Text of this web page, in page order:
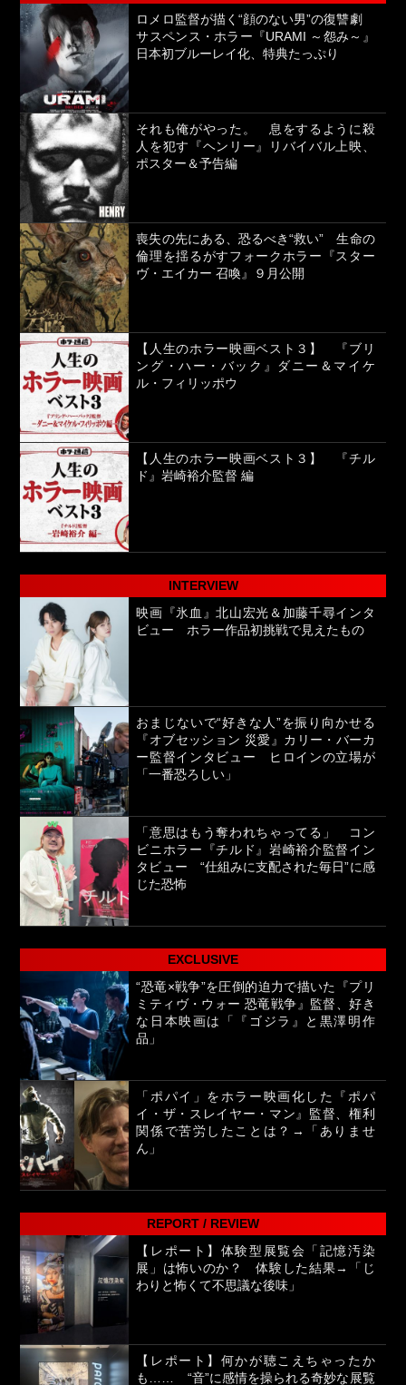
ロメロ監督が描く“顔のない男”の復讐劇
サスペンス・ホラー『URAMI ～怨み～』
日本初ブルーレイ化、特典たっぷり
それも俺がやった。 息をするように殺
人を犯す『ヘンリー』リバイバル上映、
ポスター＆予告編
喪失の先にある、恐るべき“救い” 生命の
倫理を揺るがすフォークホラー『スター
ヴ・エイカー 召喚』９月公開
【人生のホラー映画ベスト３】 『ブリ
ング・ハー・バック』ダニー＆マイケ
ル・フィリッポウ
【人生のホラー映画ベスト３】 『チル
ド』岩崎裕介監督 編
INTERVIEW
映画『氷血』北山宏光＆加藤千尋インタ
ビュー ホラー作品初挑戦で見えたもの
おまじないで“好きな人”を振り向かせる
『オブセッション 災愛』カリー・バーカ
ー監督インタビュー ヒロインの立場が
「一番恐ろしい」
「意思はもう奪われちゃってる」 コン
ビニホラー『チルド』岩崎裕介監督イン
タビュー “仕組みに支配された毎日”に感
じた恐怖
EXCLUSIVE
“恐竜×戦争”を圧倒的迫力で描いた『プリ
ミティヴ・ウォー 恐竜戦争』監督、好き
な日本映画は「『ゴジラ』と黒澤明作
品」
「ポパイ」をホラー映画化した『ポパ
イ・ザ・スレイヤー・マン』監督、権利
関係で苦労したことは？→「ありませ
ん」
REPORT / REVIEW
【レポート】体験型展覧会「記憶汚染
展」は怖いのか？ 体験した結果→「じ
わりと怖くて不思議な後味」
【レポート】何かが聴こえちゃったか
も…… “音”に感情を操られる奇妙な展覧